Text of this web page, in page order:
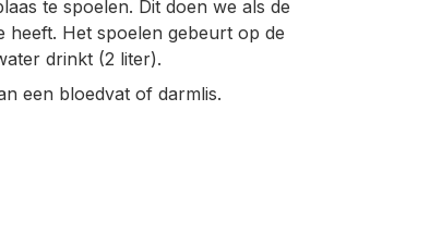
te spoelen. Dit doen we als de
Het spoelen gebeurt op de
drinkt (2 liter).
een bloedvat of darmlis.